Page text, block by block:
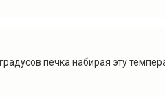
печка набирая эту